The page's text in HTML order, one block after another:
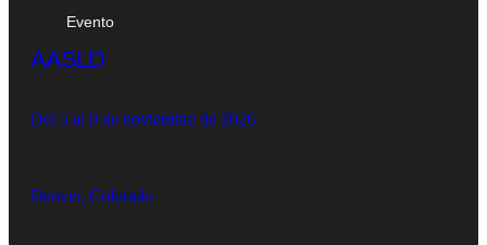
Evento
AASLD
Del 5 al 9 de noviembre de 2026
Denver, Colorado